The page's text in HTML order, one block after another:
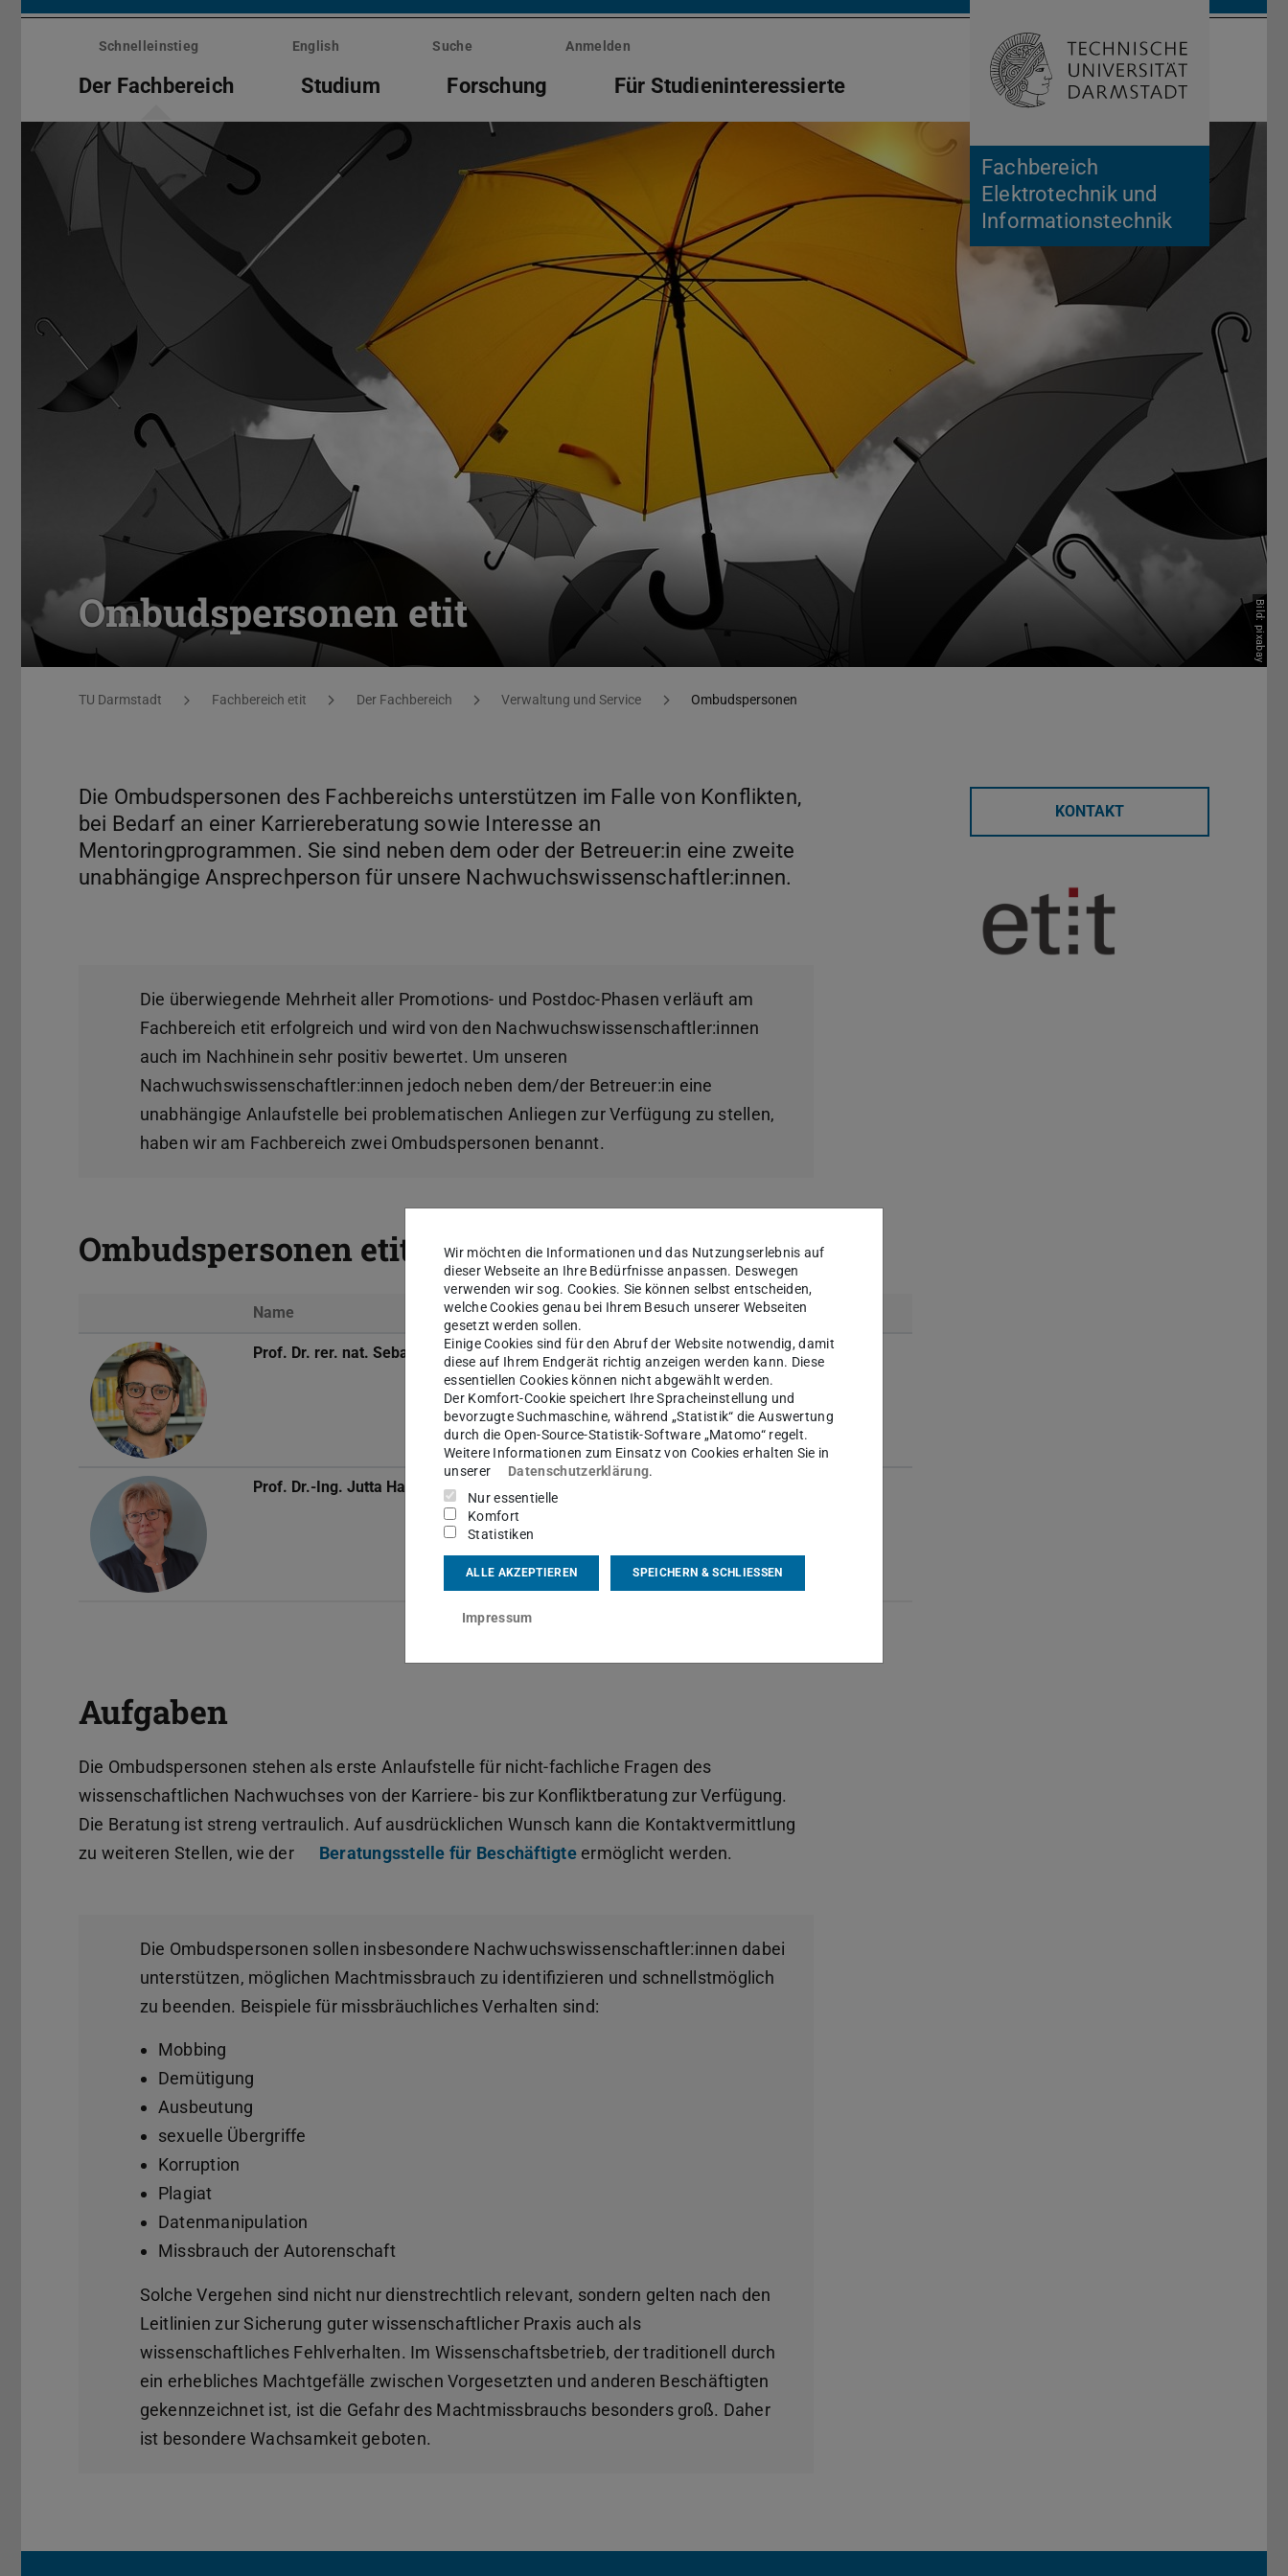
Menü
überspringen
Fachbereich
Elektrotechnik und
Informationstechnik
Schnelleinstieg English Suche Anmelden
Der Fachbereich Studium Forschung Für Studieninteressierte Suche öffnen
Ombudspersonen etit Bild: pixabay
Sie befinden sich hier:
TU Darmstadt Fachbereich etit Der Fachbereich Verwaltung und Service Ombudspersonen
Die Ombudspersonen des Fachbereichs unterstützen im Falle von Konflikten,
bei Bedarf an einer Karriereberatung sowie Interesse an
Mentoringprogrammen. Sie sind neben dem oder der Betreuer:in eine zweite
unabhängige Ansprechperson für unsere Nachwuchswissenschaftler:innen.
Die überwiegende Mehrheit aller Promotions- und Postdoc-Phasen verläuft am
Fachbereich etit erfolgreich und wird von den Nachwuchswissenschaftler:innen
auch im Nachhinein sehr positiv bewertet. Um unseren
Nachwuchswissenschaftler:innen jedoch neben dem/der Betreuer:in eine
unabhängige Anlaufstelle bei problematischen Anliegen zur Verfügung zu stellen,
haben wir am Fachbereich zwei Ombudspersonen benannt.
Ombudspersonen etit
Name Kontakt
Prof. Dr. rer. nat. Sebastian Schöps
sebastian.schoeps@tu-...
-24409
S2|17 29
Prof. Dr.-Ing. Jutta Hanson
Aufgaben
Die Ombudspersonen stehen als erste Anlaufstelle für nicht-fachliche Fragen des
wissenschaftlichen Nachwuchses von der Karriere- bis zur Konfliktberatung zur Verfügung.
Die Beratung ist streng vertraulich. Auf ausdrücklichen Wunsch kann die Kontaktvermittlung
zu weiteren Stellen, wie der
Beratungsstelle für Beschäftigteermöglicht werden.
Die Ombudspersonen sollen insbesondere Nachwuchswissenschaftler:innen dabei
unterstützen, möglichen Machtmissbrauch zu identifizieren und schnellstmöglich
zu beenden. Beispiele für missbräuchliches Verhalten sind:
Mobbing
Demütigung
Ausbeutung
sexuelle Übergriffe
Korruption
Plagiat
Datenmanipulation
Missbrauch der Autorenschaft
Solche Vergehen sind nicht nur dienstrechtlich relevant, sondern gelten nach den
Leitlinien zur Sicherung guter wissenschaftlicher Praxis auch als
wissenschaftliches Fehlverhalten. Im Wissenschaftsbetrieb, der traditionell durch
ein erhebliches Machtgefälle zwischen Vorgesetzten und anderen Beschäftigten
gekennzeichnet ist, ist die Gefahr des Machtmissbrauchs besonders groß. Daher
ist besondere Wachsamkeit geboten.
KONTAKT
Wir möchten die Informationen und das Nutzungserlebnis auf
dieser Webseite an Ihre Bedürfnisse anpassen. Deswegen
verwenden wir sog. Cookies. Sie können selbst entscheiden,
welche Cookies genau bei Ihrem Besuch unserer Webseiten
gesetzt werden sollen.
Einige Cookies sind für den Abruf der Website notwendig, damit
diese auf Ihrem Endgerät richtig anzeigen werden kann. Diese
essentiellen Cookies können nicht abgewählt werden.
Der Komfort-Cookie speichert Ihre Spracheinstellung und
bevorzugte Suchmaschine, während „Statistik“ die Auswertung
durch die Open-Source-Statistik-Software „Matomo“ regelt.
Weitere Informationen zum Einsatz von Cookies erhalten Sie in
unserer
Datenschutzerklärung.
Nur essentielle
Komfort
Statistiken
ALLE AKZEPTIEREN SPEICHERN & SCHLIESSEN
Impressum